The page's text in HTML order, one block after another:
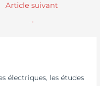
Article suivant
→
électriques, les études